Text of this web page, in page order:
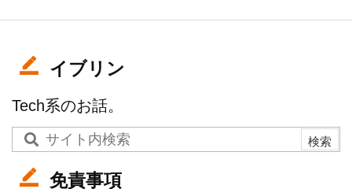
イブリン
Tech系のお話。
免責事項